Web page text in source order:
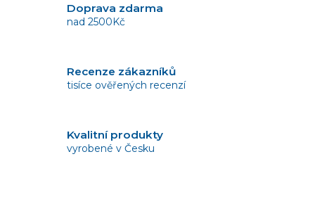
Doprava zdarma
nad 2500Kč
Recenze zákazníků
tisíce ověřených recenzí
Kvalitní produkty
vyrobené v Česku